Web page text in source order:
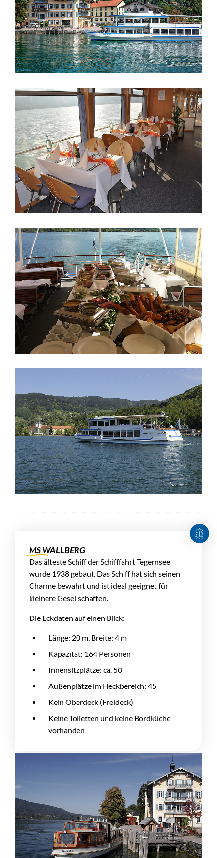
MS WALLBERG
Das älteste Schiff der Schifffahrt Tegernsee
wurde 1938 gebaut. Das Schiff hat sich seinen
Charme bewahrt und ist ideal geeignet für
kleinere Gesellschaften.
Die Eckdaten auf einen Blick:
Länge: 20 m, Breite: 4 m
Kapazität: 164 Personen
Innensitzplätze: ca. 50
Außenplätze im Heckbereich: 45
Kein Oberdeck (Freideck)
Keine Toiletten und keine Bordküche
vorhanden